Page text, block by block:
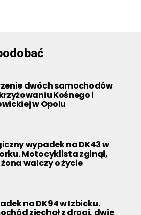
dwóch samochodów
Kośnego i
w Opolu
wypadek na DK43 w
Motocyklista zginął,
walczy o życie
na DK94 w Izbicku.